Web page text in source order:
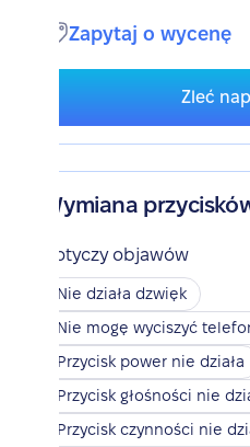
Zapytaj o wycenę
Zleć
Wymiana
Dotyczy objawów
Nie działa dzwięk
Nie mogę wyciszyć
Przycisk power nie działa
Przycisk głośności nie
Przycisk czynności nie